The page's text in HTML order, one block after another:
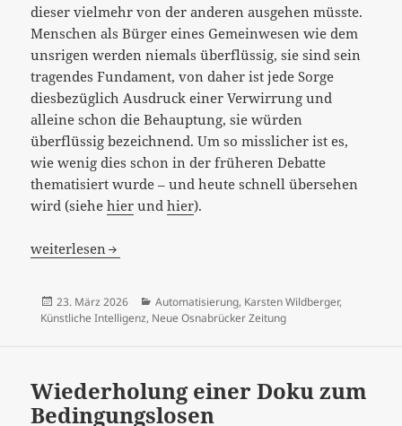
dieser vielmehr von der anderen ausgehen müsste.
Menschen als Bürger eines Gemeinwesen wie dem
unsrigen werden niemals überflüssig, sie sind sein
tragendes Fundament, von daher ist jede Sorge
diesbezüglich Ausdruck einer Verwirrung und
alleine schon die Behauptung, sie würden
überflüssig bezeichnend. Um so misslicher ist es,
wie wenig dies schon in der früheren Debatte
thematisiert wurde – und heute schnell übersehen
wird (siehehier undhier).
„Was tun mit dem Heer der Überflüssigen durch KI,
weiterlesen
Veröffentlicht
am
23. März 2026 Kategorien
Automatisierung, Karsten Wildberger,
Künstliche Intelligenz, Neue Osnabrücker Zeitung
Wiederholung einer Doku zum
Bedingungslosen